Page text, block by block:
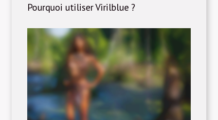
Pourquoi utiliser Virilblue ?